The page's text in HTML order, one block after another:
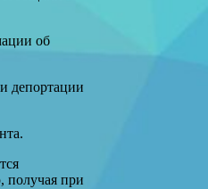
об
депортации
получая при